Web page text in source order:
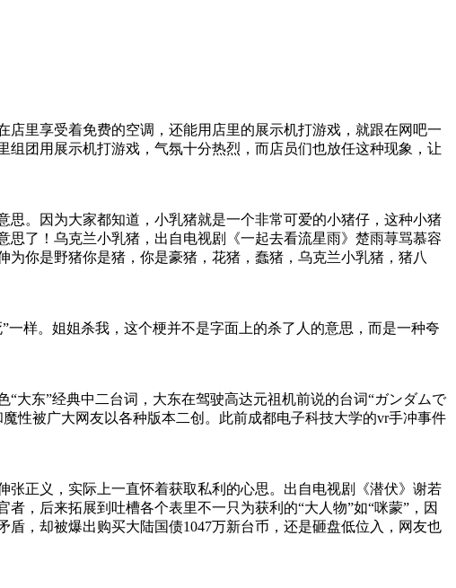
里享受着免费的空调，还能用店里的展示机打游戏，就跟在网吧一
团用展示机打游戏，气氛十分热烈，而店员们也放任这种现象，让
。因为大家都知道，小乳猪就是一个非常可爱的小猪仔，这种小猪
了！乌克兰小乳猪，出自电视剧《一起去看流星雨》楚雨荨骂慕容
你是野猪你是猪，你是豪猪，花猪，蠢猪，乌克兰小乳猪，猪八
样。姐姐杀我，这个梗并不是字面上的杀了人的意思，而是一种夸
大东”经典中二台词，大东在驾驶高达元祖机前说的台词“ガンダムで
性被广大网友以各种版本二创。此前成都电子科技大学的vr手冲事件
正义，实际上一直怀着获取私利的心思。出自电视剧《潜伏》谢若
，后来拓展到吐槽各个表里不一只为获利的“大人物”如“咪蒙”，因
，却被爆出购买大陆国债1047万新台币，还是砸盘低位入，网友也